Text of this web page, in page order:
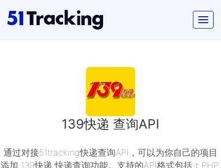
139快递 查询API
通过对接51tracking快递查询API，可以为你自己的项目
添加 139快递 快递查询功能。支持的API格式包括：PHP,